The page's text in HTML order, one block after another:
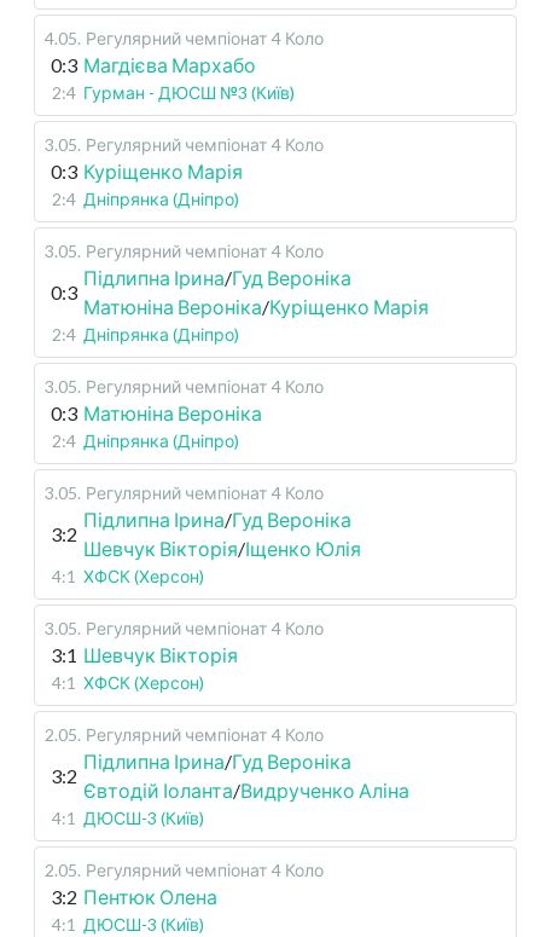
4.05. Регулярний чемпіонат 4 Коло
0:3 Магдієва Мархабо
2:4 Гурман - ДЮСШ №3 (Київ)
3.05. Регулярний чемпіонат 4 Коло
0:3 Куріщенко Марія
2:4 Дніпрянка (Дніпро)
3.05. Регулярний чемпіонат 4 Коло
0:3
Підлипна Ірина/Гуд Вероніка
Матюніна Вероніка/Куріщенко Марія
2:4 Дніпрянка (Дніпро)
3.05. Регулярний чемпіонат 4 Коло
0:3 Матюніна Вероніка
2:4 Дніпрянка (Дніпро)
3.05. Регулярний чемпіонат 4 Коло
3:2
Підлипна Ірина/Гуд Вероніка
Шевчук Вікторія/Іщенко Юлія
4:1 ХФСК (Херсон)
3.05. Регулярний чемпіонат 4 Коло
3:1 Шевчук Вікторія
4:1 ХФСК (Херсон)
2.05. Регулярний чемпіонат 4 Коло
3:2
Підлипна Ірина/Гуд Вероніка
Євтодій Іоланта/Видрученко Аліна
4:1 ДЮСШ-3 (Київ)
2.05. Регулярний чемпіонат 4 Коло
3:2 Пентюк Олена
4:1 ДЮСШ-3 (Київ)